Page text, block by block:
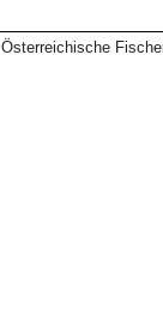
Österreichische